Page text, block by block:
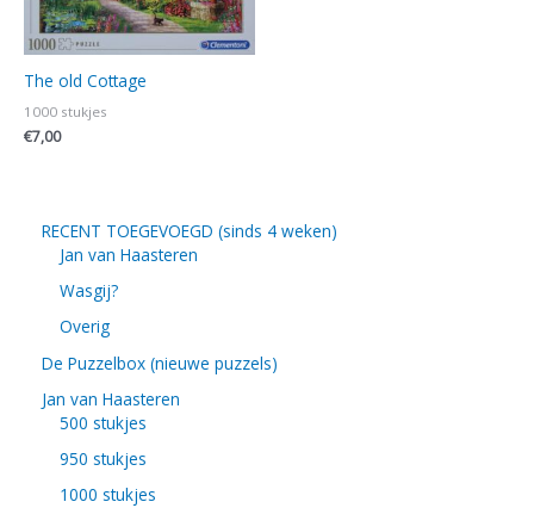
The old Cottage
1000 stukjes
€7,00
RECENT TOEGEVOEGD (sinds 4 weken)
Jan van Haasteren
Wasgij?
Overig
De Puzzelbox (nieuwe puzzels)
Jan van Haasteren
500 stukjes
950 stukjes
1000 stukjes